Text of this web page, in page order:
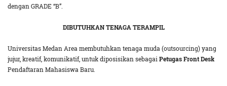
dengan GRADE “B”.
DIBUTUHKAN TENAGA TERAMPIL
Universitas Medan Area membutuhkan tenaga muda (outsourcing) yang
jujur, kreatif, komunikatif, untuk diposisikan sebagai Petugas Front Desk
Pendaftaran Mahasiswa Baru.